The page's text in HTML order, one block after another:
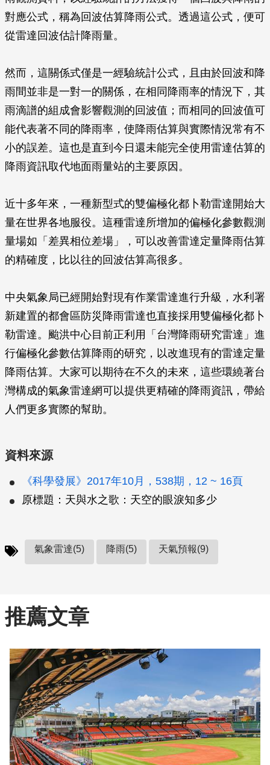
對應公式，稱為回波估算降雨公式。透過這公式，便可
從雷達回波估計降雨量。
然而，這關係式僅是一經驗統計公式，且由於回波和降
雨間並非是一對一的關係，在相同降雨率的情況下，其
雨滴譜的組成會影響觀測的回波值；而相同的回波值可
能代表著不同的降雨率，使降雨估算與實際情況常有不
小的誤差。這也是直到今日還未能完全使用雷達估算的
降雨資訊取代地面雨量站的主要原因。
近十多年來，一種新型式的雙偏極化都卜勒雷達開始大
量在世界各地服役。這種雷達所增加的偏極化參數觀測
量場如「差異相位差場」，可以改善雷達定量降雨估算
的精確度，比以往的回波估算高很多。
中央氣象局已經開始對現有作業雷達進行升級，水利署
新建置的都會區防災降雨雷達也直接採用雙偏極化都卜
勒雷達。颱洪中心目前正利用「台灣降雨研究雷達」進
行偏極化參數估算降雨的研究，以改進現有的雷達定量
降雨估算。大家可以期待在不久的未來，這些環繞著台
灣構成的氣象雷達網可以提供更精確的降雨資訊，帶給
人們更多實際的幫助。
資料來源
《科學發展》2017年10月，538期，12 ~ 16頁
原標題：天與水之歌：天空的眼淚知多少
氣象雷達(5) 降雨(5) 天氣預報(9)
推薦文章